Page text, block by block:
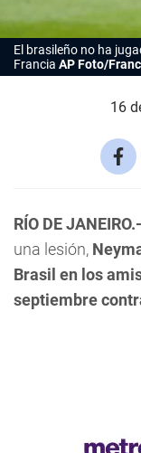
El brasileño no ha
Francia AP Foto/
16
RÍO DE JANEIRO.-
una lesión,
Brasil en los
septiembre